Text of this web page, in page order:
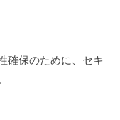
確保のために、セキ